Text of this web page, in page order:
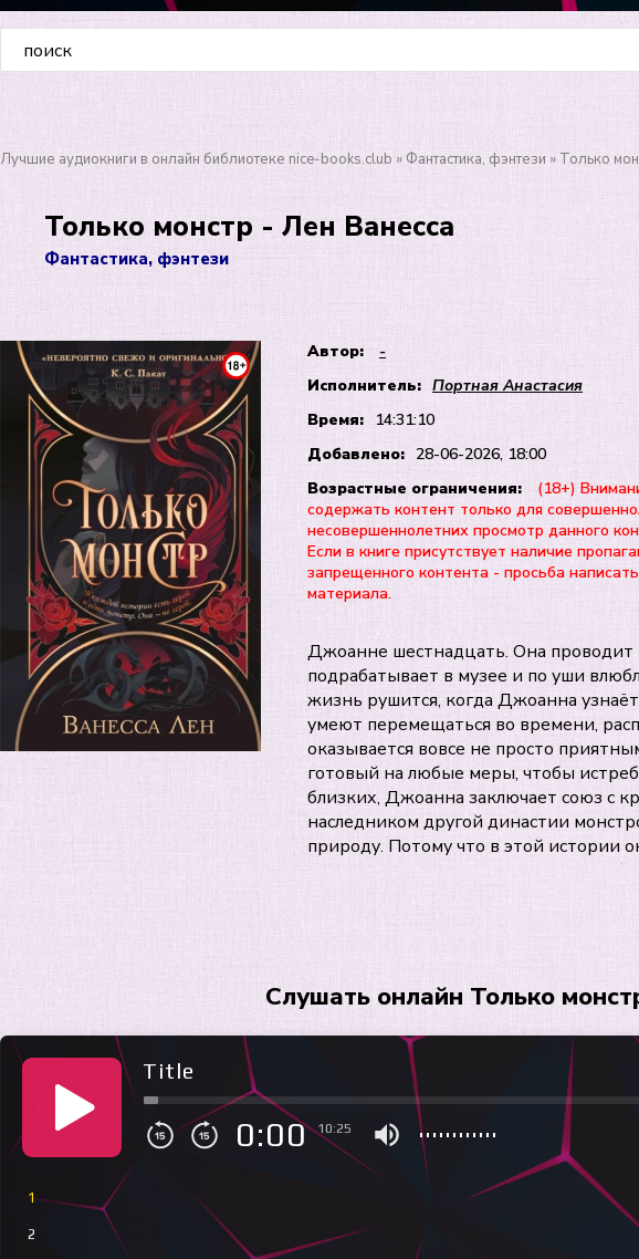
Лучшие аудиокниги в онлайн библиотеке nice-books.club » Фантастика, фэнтези » Только
Только монстр - Лен Ванесса
Фантастика, фэнтези
Автор:
-
Исполнитель: Портная Анастасия
Время:
14:31:10
Добавлено: 28-06-2026, 18:00
Возрастные ограничения:
(18+)
содержать контент только для
несовершеннолетних просмотр данного
Если в книге присутствует наличие
запрещенного контента - просьба
материала.
Джоанне шестнадцать. Она проводит
подрабатывает в музее и по уши
жизнь рушится, когда Джоанна
умеют перемещаться во времени,
оказывается вовсе не просто
готовый на любые меры, чтобы
близких, Джоанна заключает союз с
наследником другой династии
природу. Потому что в этой истории
Слушать онлайн Только
Title
0:00 10:25
1
2